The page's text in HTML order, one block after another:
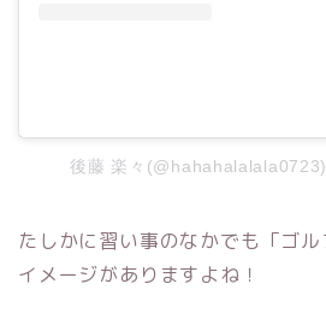
後藤 楽々
たしかに習い事のなかでも「ゴ
イメージがありますよね！